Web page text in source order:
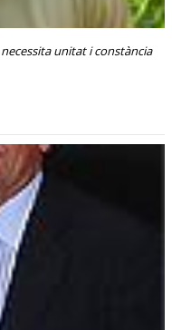
unitat i constància